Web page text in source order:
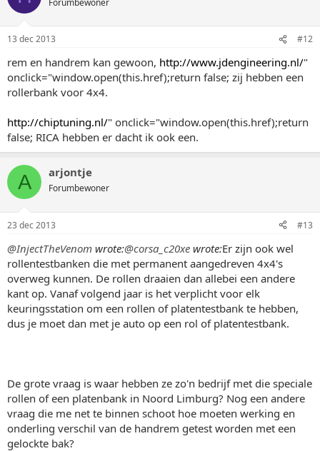
13 dec 2013 #12
rem en handrem kan gewoon, http://www.jdengineering.nl/"
onclick="window.open(this.href);return false; zij hebben een
rollerbank voor 4x4.
http://chiptuning.nl/" onclick="window.open(this.href);return
false; RICA hebben er dacht ik ook een.
A arjontje
Forumbewoner
23 dec 2013 #13
@InjectTheVenom wrote:@corsa_c20xe wrote:Er zijn ook wel
rollentestbanken die met permanent aangedreven 4x4's
overweg kunnen. De rollen draaien dan allebei een andere
kant op. Vanaf volgend jaar is het verplicht voor elk
keuringsstation om een rollen of platentestbank te hebben,
dus je moet dan met je auto op een rol of platentestbank.
De grote vraag is waar hebben ze zo'n bedrijf met die speciale
rollen of een platenbank in Noord Limburg? Nog een andere
vraag die me net te binnen schoot hoe moeten werking en
onderling verschil van de handrem getest worden met een
gelockte bak?